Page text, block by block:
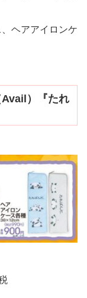
ヘアアイロンケ
）『たれ